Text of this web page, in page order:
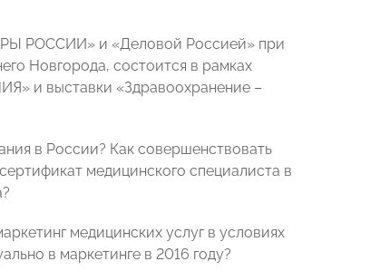
РОССИИ» и «Деловой Россией» при
Новгорода, состоится в рамках
и выставки «Здравоохранение –
в России? Как совершенствовать
медицинского специалиста в
медицинских услуг в условиях
в маркетинге в 2016 году?